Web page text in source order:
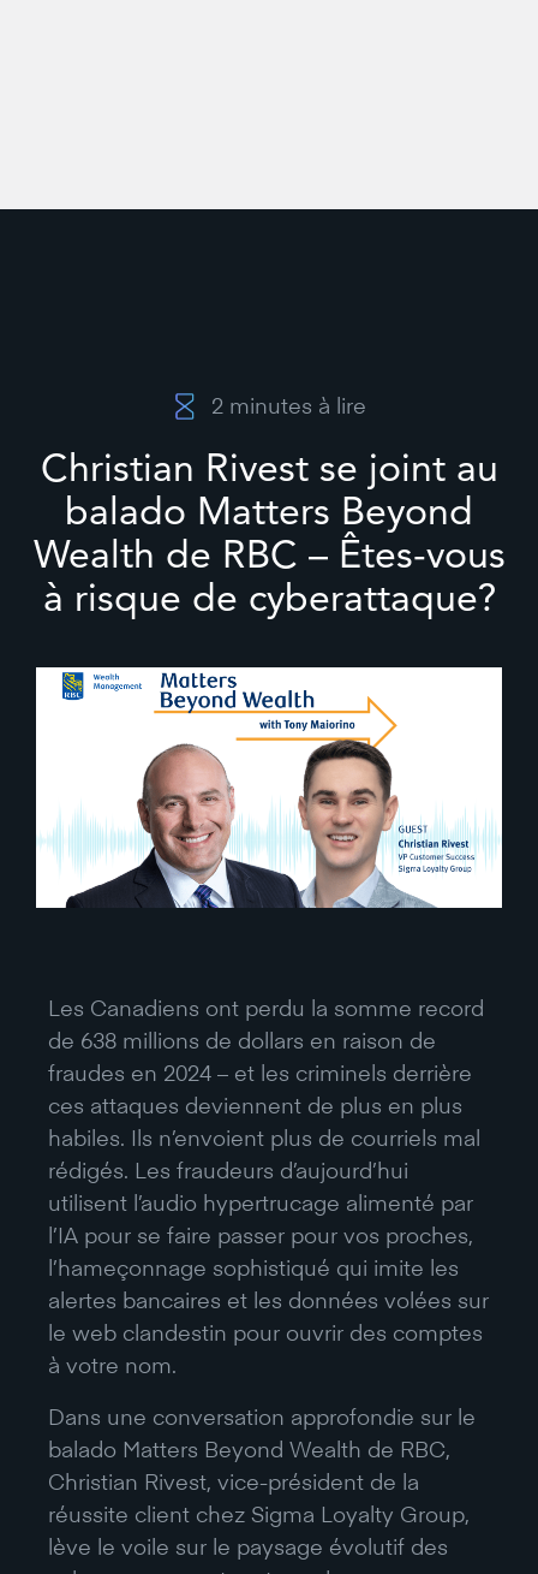
2 minutes à lire
Christian Rivest se joint au
balado Matters Beyond
Wealth de RBC – Êtes-vous
à risque de cyberattaque?
Les Canadiens ont perdu la somme record
de 638 millions de dollars en raison de
fraudes en 2024 – et les criminels derrière
ces attaques deviennent de plus en plus
habiles. Ils n’envoient plus de courriels mal
rédigés. Les fraudeurs d’aujourd’hui
utilisent l’audio hypertrucage alimenté par
l’IA pour se faire passer pour vos proches,
l’hameçonnage sophistiqué qui imite les
alertes bancaires et les données volées sur
le web clandestin pour ouvrir des comptes
à votre nom.
Dans une conversation approfondie sur le
balado Matters Beyond Wealth de RBC,
Christian Rivest, vice-président de la
réussite client chez Sigma Loyalty Group,
lève le voile sur le paysage évolutif des